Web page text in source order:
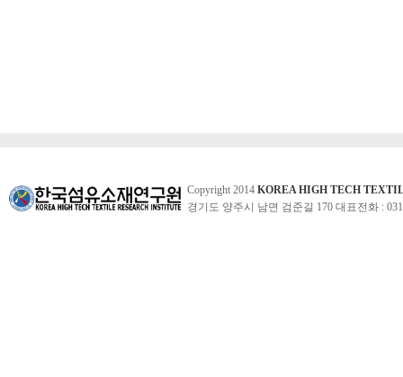
Copyright 2014 KOREA HIGH TECH
경기도 양주시 남면 검준길 170 대표전화 :